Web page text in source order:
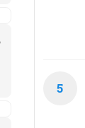
5